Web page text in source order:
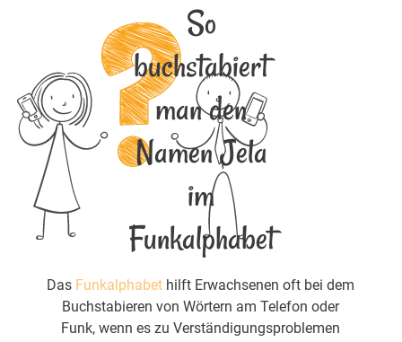
So
buchstabiert
man den
Namen Jela
im
Funkalphabet
Das Funkalphabet hilft Erwachsenen oft bei dem
Buchstabieren von Wörtern am Telefon oder
Funk, wenn es zu Verständigungsproblemen